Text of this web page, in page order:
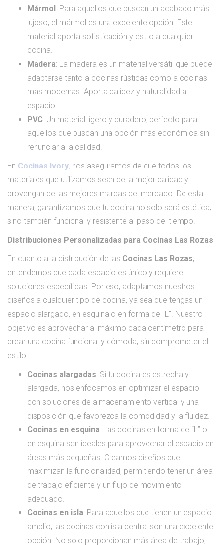
Mármol: Para aquellos que buscan un acabado más
lujoso, el mármol es una excelente opción. Este
material aporta sofisticación y estilo a cualquier
cocina.
Madera: La madera es un material versátil que puede
adaptarse tanto a cocinas rústicas como a cocinas
más modernas. Aporta calidez y naturalidad al
espacio.
PVC: Un material ligero y duradero, perfecto para
aquellos que buscan una opción más económica sin
renunciar a la calidad.
En Cocinas Ivory, nos aseguramos de que todos los
materiales que utilizamos sean de la mejor calidad y
provengan de las mejores marcas del mercado. De esta
manera, garantizamos que tu cocina no solo será estética,
sino también funcional y resistente al paso del tiempo.
Distribuciones Personalizadas para Cocinas Las Rozas
En cuanto a la distribución de las Cocinas Las Rozas,
entendemos que cada espacio es único y requiere
soluciones específicas. Por eso, adaptamos nuestros
diseños a cualquier tipo de cocina, ya sea que tengas un
espacio alargado, en esquina o en forma de "L". Nuestro
objetivo es aprovechar al máximo cada centímetro para
crear una cocina funcional y cómoda, sin comprometer el
estilo.
Cocinas alargadas: Si tu cocina es estrecha y
alargada, nos enfocamos en optimizar el espacio
con soluciones de almacenamiento vertical y una
disposición que favorezca la comodidad y la fluidez.
Cocinas en esquina: Las cocinas en forma de “L” o
en esquina son ideales para aprovechar el espacio en
áreas más pequeñas. Creamos diseños que
maximizan la funcionalidad, permitiendo tener un área
de trabajo eficiente y un flujo de movimiento
adecuado.
Cocinas en isla: Para aquellos que tienen un espacio
amplio, las cocinas con isla central son una excelente
opción. No solo proporcionan más área de trabajo,